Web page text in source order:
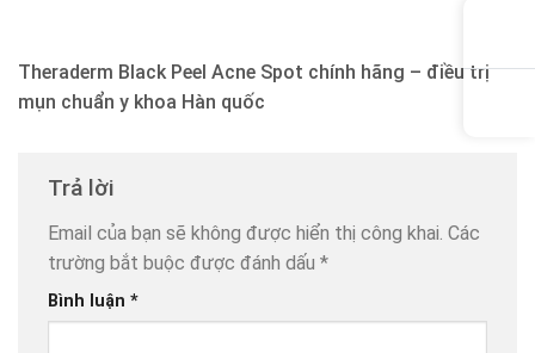
Theraderm Black Peel Acne Spot chính hãng – điều trị
mụn chuẩn y khoa Hàn quốc
Trả lời
Email của bạn sẽ không được hiển thị công khai. Các
trường bắt buộc được đánh dấu *
Bình luận *